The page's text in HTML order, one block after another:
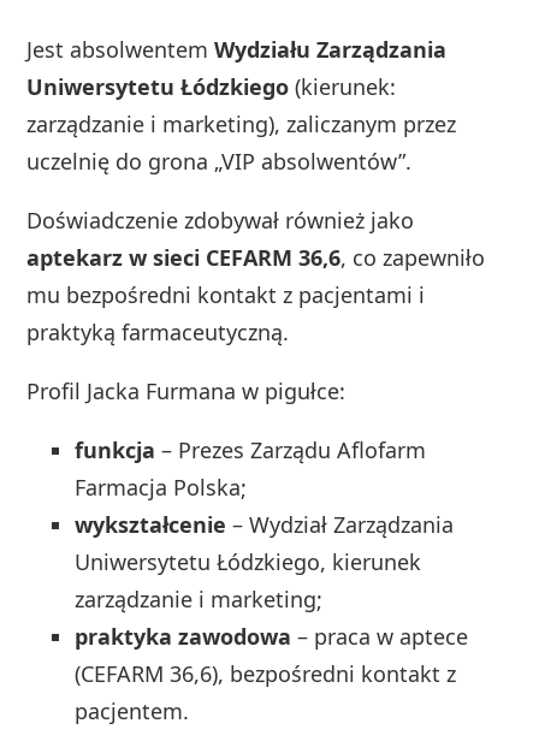
Jest absolwentemWydziału Zarządzania
Uniwersytetu Łódzkiego (kierunek:
zarządzanie i marketing), zaliczanym przez
uczelnię do grona „VIP absolwentów”.
Doświadczenie zdobywał również jako
aptekarz w sieci CEFARM 36,6, co zapewniło
mu bezpośredni kontakt z pacjentami i
praktyką farmaceutyczną.
Profil Jacka Furmana w pigułce:
funkcja – Prezes Zarządu Aflofarm
Farmacja Polska;
wykształcenie – Wydział Zarządzania
Uniwersytetu Łódzkiego, kierunek
zarządzanie i marketing;
praktyka zawodowa – praca w aptece
(CEFARM 36,6), bezpośredni kontakt z
pacjentem.